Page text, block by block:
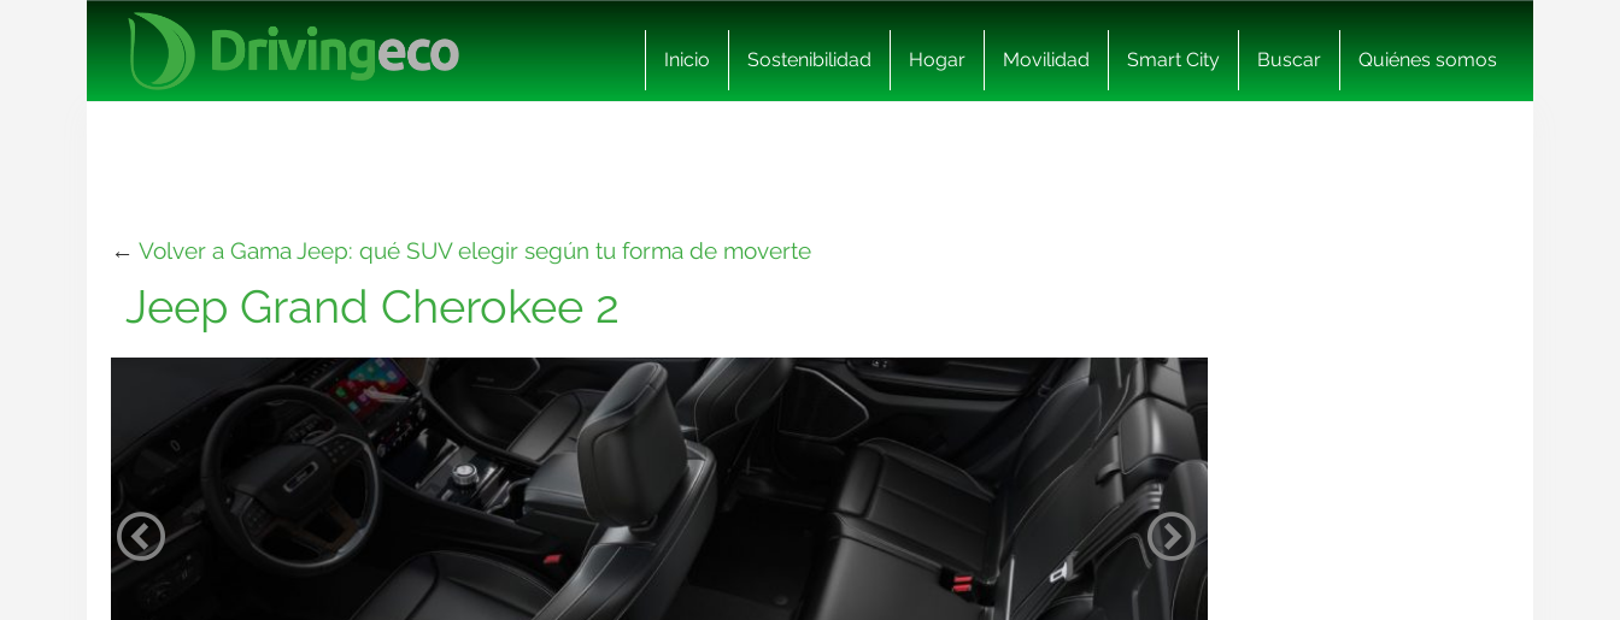
Inicio Sostenibilidad Hogar Movilidad Smart City Buscar Quiénes somos
← Volver a Gama Jeep: qué SUV elegir según tu forma de moverte
Jeep Grand Cherokee 2